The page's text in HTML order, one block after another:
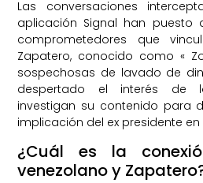
Las conversaciones
aplicación Signal han puesto
comprometedores que
Zapatero, conocido como «
sospechosas de lavado de
despertado el interés de
investigan su contenido para
implicación del ex presidente en
¿Cuál es la
venezolano y